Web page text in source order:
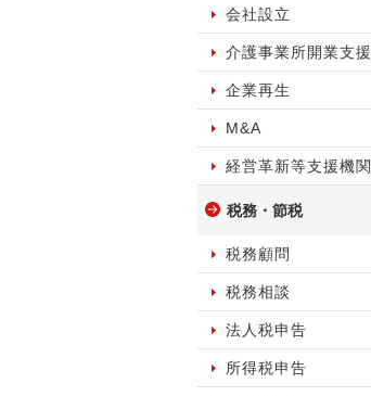
会社設立
介護事業所開業支援
企業再生
M&A
経営革新等支援機関
税務・節税
税務顧問
税務相談
法人税申告
所得税申告